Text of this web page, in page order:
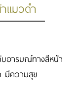
เเมวดำ
บอารมณ์ทางสีหน้า
มีความสุข